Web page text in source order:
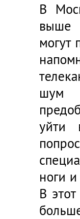
В
выше
могут
шум
уйти
ноги
В